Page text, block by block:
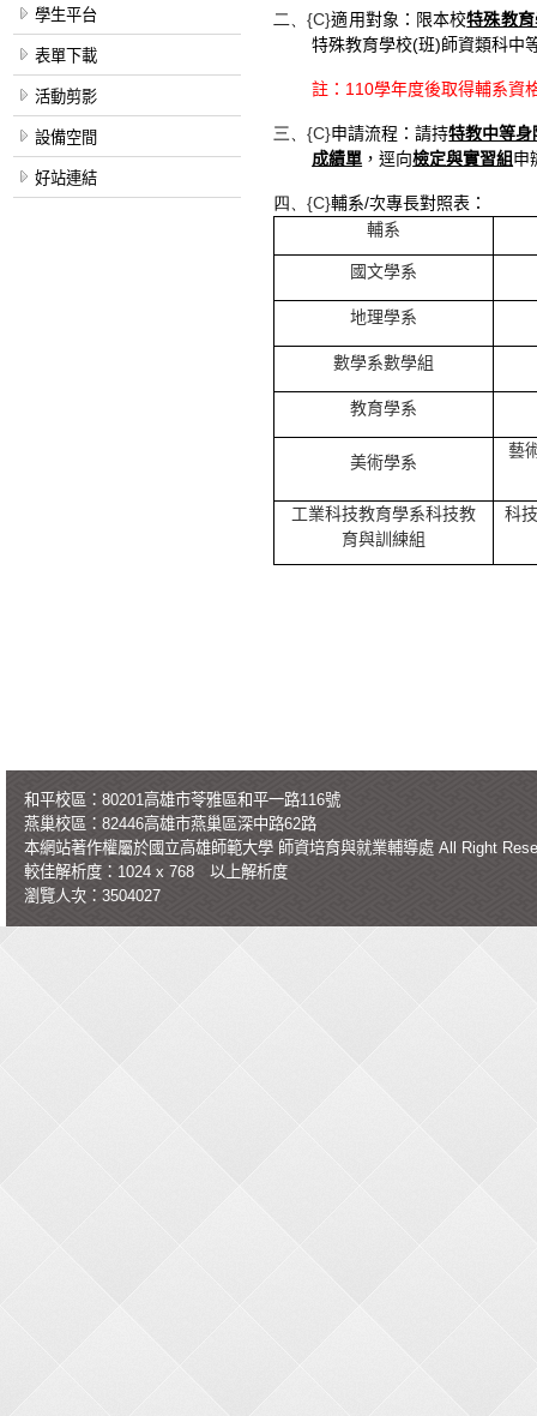
學生平台
表單下載
活動剪影
設備空間
好站連結
二、{C}適用對象：限本校特殊教
特殊教育學校(班)師資類科中
註： 110學年度後取得輔系資
三、{C}申請流程：請持特教中等
成績單 ，逕向檢定與實習組申
四、{C}輔系/次專長對照表：
輔系
國文學系
地理學系
數學系數學組
教育學系
美術學系
藝
工業科技教育學系科技教
育與訓練組
科
和平校區：80201高雄市苓雅區和平一路116號
燕巢校區：82446高雄市燕巢區深中路62路
本網站著作權屬於國立高雄師範大學 師資培育與就業輔導處 All Right
較佳解析度：1024 x 768 以上解析度
瀏覽人次：3504027